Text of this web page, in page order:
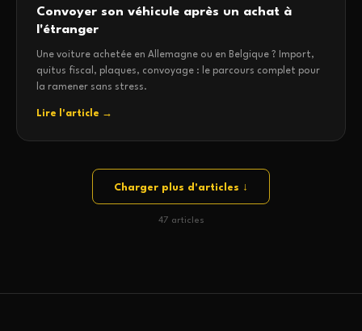
Convoyer son véhicule après un achat à
l'étranger
Une voiture achetée en Allemagne ou en Belgique ? Import,
quitus fiscal, plaques, convoyage : le parcours complet pour
la ramener sans stress.
Lire l'article →
Charger plus d'articles ↓
47 articles